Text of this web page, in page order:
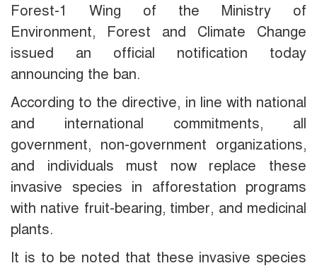
Forest-1 Wing of the Ministry of
Environment, Forest and Climate Change
issued an official notification today
announcing the ban.
According to the directive, in line with national
and international commitments, all
government, non-government organizations,
and individuals must now replace these
invasive species in afforestation programs
with native fruit-bearing, timber, and medicinal
plants.
It is to be noted that these invasive species